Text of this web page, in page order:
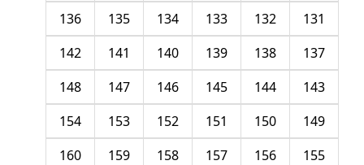
131
132
133
134
135
136
137
138
139
140
141
142
143
144
145
146
147
148
149
150
151
152
153
154
155
156
157
158
159
160